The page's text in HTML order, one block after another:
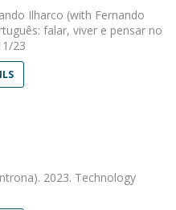
Ilharco (with Fernando
falar, viver e pensar no
23
2023. Technology